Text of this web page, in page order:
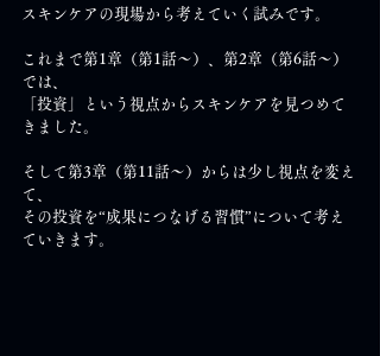
スキンケアの現場から考えていく試みです。
これまで第1章（第1話～）、第2章（第6話～）
では、
「投資」という視点からスキンケアを見つめて
きました。
そして第3章（第11話～）からは少し視点を変え
て、
その投資を“成果につなげる習慣”について考え
ていきます。